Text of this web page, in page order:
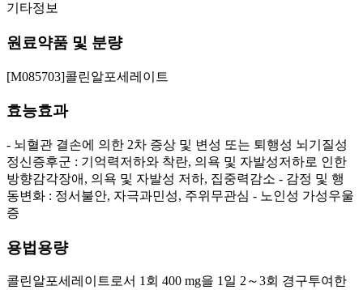
기타정보
원료약품 및 분량
[M085703]콜린알포세레이트
효능효과
- 뇌혈관 결손에 의한 2차 증상 및 변성 또는 퇴행성 뇌기질성
정신증후군 : 기억력저하와 착란, 의욕 및 자발성저하로 인한
방향감각장애, 의욕 및 자발성 저하, 집중력감소 - 감정 및 행
동변화 : 정서불안, 자극과민성, 주위무관심 - 노인성 가성우울
증
용법용량
콜린알포세레이트로서 1회 400 mg을 1일 2～3회 경구투여한